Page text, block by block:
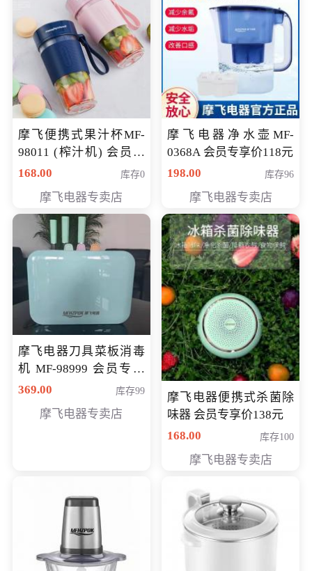
摩飞便携式果汁杯MF-
98011 (榨汁机) 会员专
享价138元
168.00 库存0
摩飞电器专卖店
摩飞电器净水壶MF-
0368A 会员专享价118元
198.00
库存96
摩飞电器专卖店
摩飞电器刀具菜板消毒
机 MF-98999 会员专享
价286元
369.00 库存99
摩飞电器专卖店
摩飞电器便携式杀菌除
味器 会员专享价138元
168.00
库存100
摩飞电器专卖店